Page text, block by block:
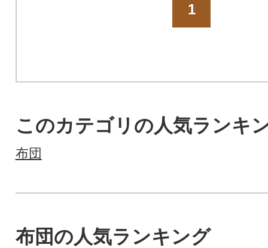
1
このカテゴリの人気ランキ
布団
布団の人気ランキング